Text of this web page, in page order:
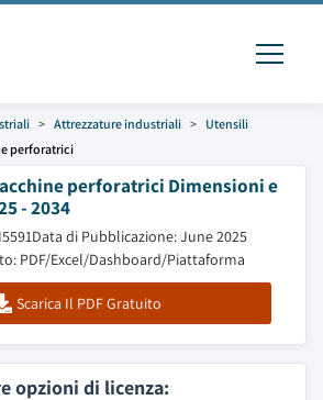
Attrezzature industriali
Utensili
perforatrici
perforatrici Dimensioni e
- 2034
Data di Pubblicazione: June 2025
PDF/Excel/Dashboard/Piattaforma
Scarica Il PDF Gratuito
opzioni di licenza: